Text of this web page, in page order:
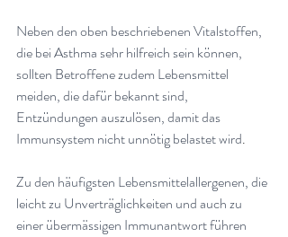
Neben den oben beschriebenen Vitalstoffen,
die bei Asthma sehr hilfreich sein können,
sollten Betroffene zudem Lebensmittel
meiden, die dafür bekannt sind,
Entzündungen auszulösen, damit das
Immunsystem nicht unnötig belastet wird.
Zu den häufigsten Lebensmittelallergenen, die
leicht zu Unverträglichkeiten und auch zu
einer übermässigen Immunantwort führen